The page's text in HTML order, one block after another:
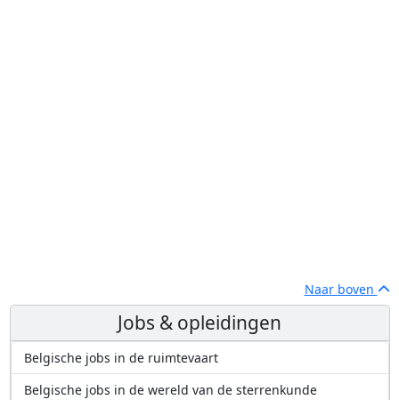
Naar boven
Jobs & opleidingen
Belgische jobs in de ruimtevaart
Belgische jobs in de wereld van de sterrenkunde